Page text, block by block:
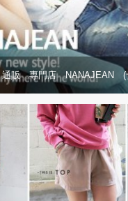
通販 専門店 NANAJEAN (